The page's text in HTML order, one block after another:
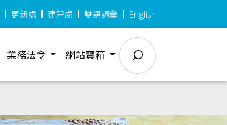
更新處 建管處 雙語詞彙 English
業務法令 網站寶箱